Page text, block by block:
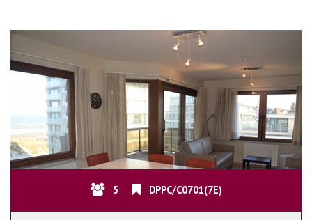
5 DPPC/C0701(7E)